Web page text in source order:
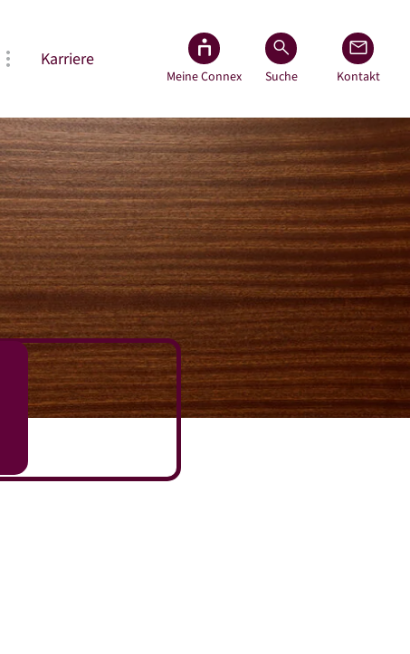
Karriere
Meine Connex Suche Kontakt